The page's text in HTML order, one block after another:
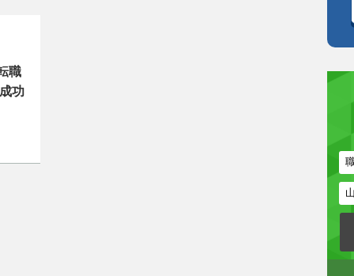
職
功